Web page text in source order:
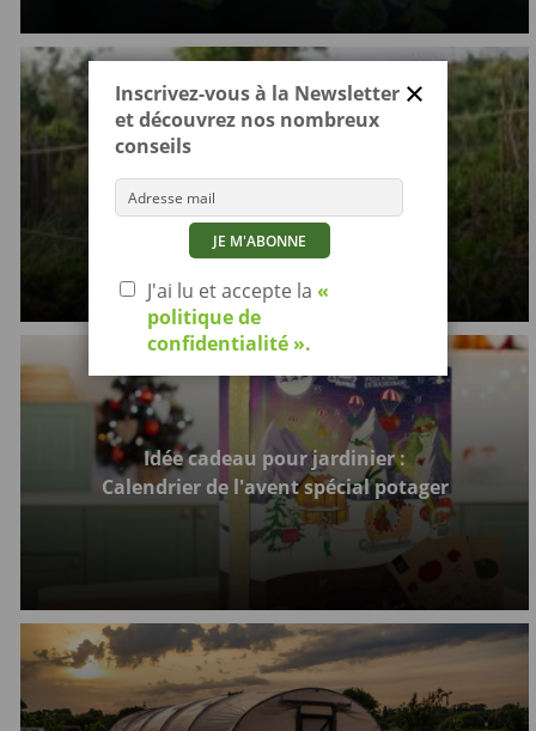
toutes vos plantations
Idée cadeau pour jardinier :
Calendrier de l'avent spécial potager
×
Inscrivez-vous à la Newsletter
et découvrez nos nombreux
conseils
J'ai lu et accepte la«
politique de
confidentialité ».